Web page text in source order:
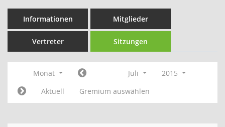
Informationen Mitglieder
Vertreter Sitzungen
Monat Juli
2015
Aktuell
Gremium auswählen